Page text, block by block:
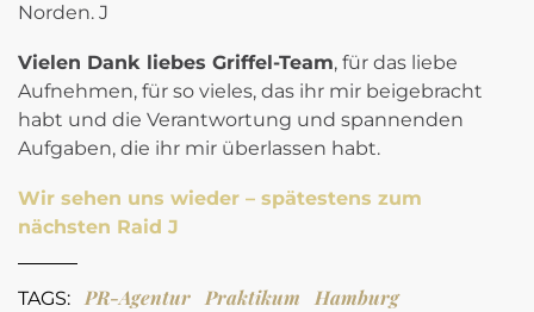
Norden. J
Vielen Dank liebes Griffel-Team, für das liebe
Aufnehmen, für so vieles, das ihr mir beigebracht
habt und die Verantwortung und spannenden
Aufgaben, die ihr mir überlassen habt.
Wir sehen uns wieder – spätestens zum
nächsten Raid J
TAGS: PR-Agentur Praktikum Hamburg